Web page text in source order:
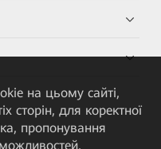
на цьому сайті,
сторін, для коректної
пропонування